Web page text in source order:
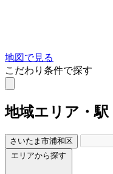
地図で見る
こだわり条件で探す
地域エリア・駅
さいたま市浦和区
エリアから探す